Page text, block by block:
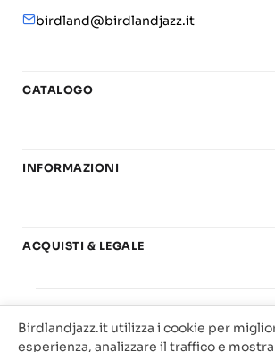
birdland@birdlandjazz.it
CATALOGO
Chitarra
Basi play-along
Offerte
INFORMAZIONI
Carta del Docente
ACQUISTI & LEGALE
Privacy & Cookie
Birdland Milano. P.Iva
Birdlandjazz.it utilizza i cookie per
esperienza, analizzare il traffico e